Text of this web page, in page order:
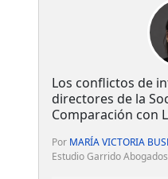
Los conflictos de
directores de la
Comparación con
Por MARÍA VICTORIA
Estudio Garrido Abogados